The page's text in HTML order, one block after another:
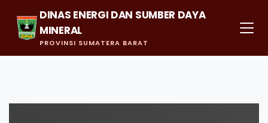
DINAS ENERGI DAN SUMBER DAYA
MINERAL
PROVINSI SUMATERA BARAT